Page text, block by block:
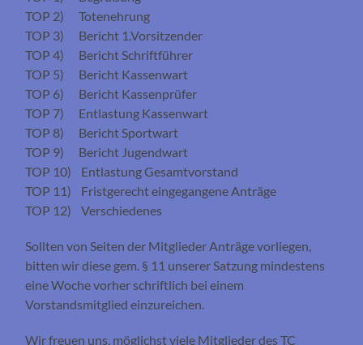
TOP 2) Totenehrung
TOP 3) Bericht 1.Vorsitzender
TOP 4) Bericht Schriftführer
TOP 5) Bericht Kassenwart
TOP 6) Bericht Kassenprüfer
TOP 7) Entlastung Kassenwart
TOP 8) Bericht Sportwart
TOP 9) Bericht Jugendwart
TOP 10) Entlastung Gesamtvorstand
TOP 11) Fristgerecht eingegangene Anträge
TOP 12) Verschiedenes
Sollten von Seiten der Mitglieder Anträge vorliegen,
bitten wir diese gem. § 11 unserer Satzung mindestens
eine Woche vorher schriftlich bei einem
Vorstandsmitglied einzureichen.
Wir freuen uns, möglichst viele Mitglieder des TC